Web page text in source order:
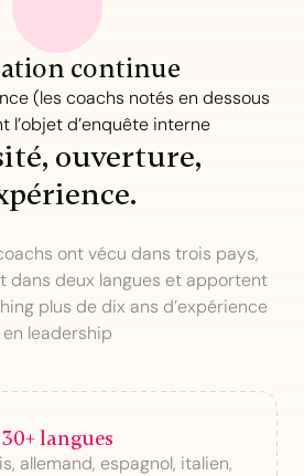
continue
(les coachs notés en dessous
l’objet d’enquête interne
ouverture,
ont vécu dans trois pays,
dans deux langues et apportent
plus de dix ans d’expérience
en leadership
30+ langues
allemand, espagnol, italien,